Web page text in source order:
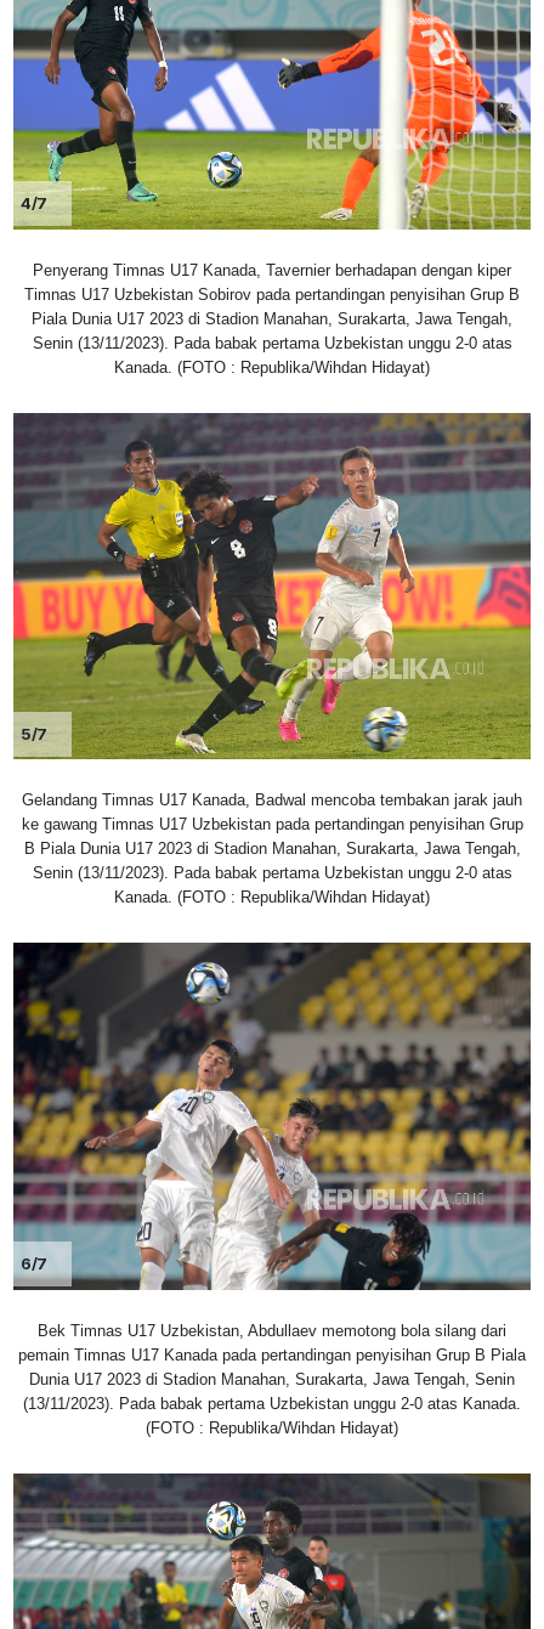
4/7
Penyerang Timnas U17 Kanada, Tavernier berhadapan dengan kiper
Timnas U17 Uzbekistan Sobirov pada pertandingan penyisihan Grup B
Piala Dunia U17 2023 di Stadion Manahan, Surakarta, Jawa Tengah,
Senin (13/11/2023). Pada babak pertama Uzbekistan unggu 2-0 atas
Kanada. (FOTO : Republika/Wihdan Hidayat)
5/7
Gelandang Timnas U17 Kanada, Badwal mencoba tembakan jarak jauh
ke gawang Timnas U17 Uzbekistan pada pertandingan penyisihan Grup
B Piala Dunia U17 2023 di Stadion Manahan, Surakarta, Jawa Tengah,
Senin (13/11/2023). Pada babak pertama Uzbekistan unggu 2-0 atas
Kanada. (FOTO : Republika/Wihdan Hidayat)
6/7
Bek Timnas U17 Uzbekistan, Abdullaev memotong bola silang dari
pemain Timnas U17 Kanada pada pertandingan penyisihan Grup B Piala
Dunia U17 2023 di Stadion Manahan, Surakarta, Jawa Tengah, Senin
(13/11/2023). Pada babak pertama Uzbekistan unggu 2-0 atas Kanada.
(FOTO : Republika/Wihdan Hidayat)